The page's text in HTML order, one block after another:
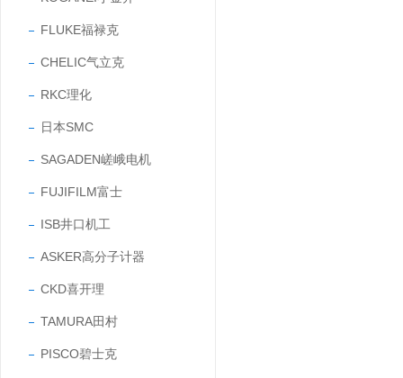
FLUKE福禄克
CHELIC气立克
RKC理化
日本SMC
SAGADEN嵯峨电机
FUJIFILM富士
ISB井口机工
ASKER高分子计器
CKD喜开理
TAMURA田村
PISCO碧士克